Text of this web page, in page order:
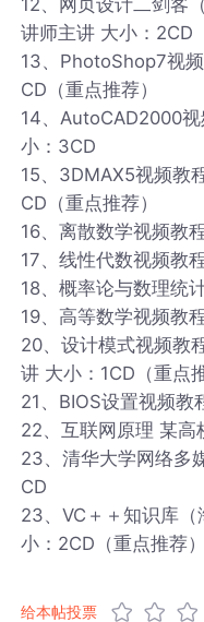
讲师主讲 大小：2CD
13、PhotoShop7视
CD（重点推荐）
14、AutoCAD2000
小：3CD
15、3DMAX5视频教
CD（重点推荐）
16、离散数学视频教
17、线性代数视频教
18、概率论与数理统
19、高等数学视频教
20、设计模式视频教
讲 大小：1CD（重点
21、BIOS设置视频教
22、互联网原理 某高
23、清华大学网络多
CD
23、VC＋＋知识库
小：2CD（重点推荐）
给本帖投票